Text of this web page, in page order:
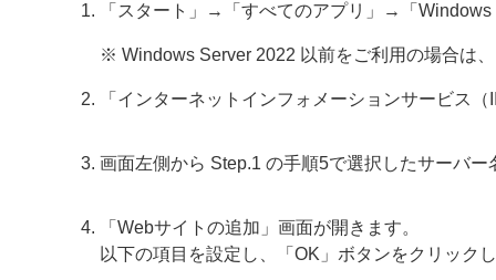
「スタート」→「すべてのアプリ」→「
※ Windows Server 2022 以前をご利用の場合は
「インターネットインフォメーションサービス
画面左側から Step.1 の手順5で選択したサーバ
「Webサイトの追加」画面が開きます。
以下の項目を設定し、「OK」ボタンをクリック